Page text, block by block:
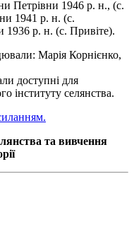
Петрівни 1946 р. н., (с.
1941 р. н. (с.
1936 р. н. (с. Привіте).
Марія Корнієнко,
доступні для
інституту селянства.
та вивчення